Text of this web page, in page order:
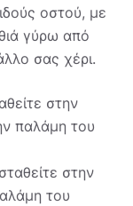
οστού, με
γύρω από
σας χέρι.
στην
παλάμη του
στην
του